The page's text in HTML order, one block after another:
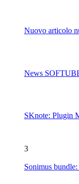
Nuovo articolo
SKnote: Plugin
3
Sonimus